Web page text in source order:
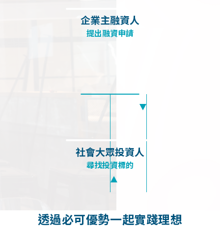
企業主融資人
提出融資申請
社會大眾投資人
尋找投資標的
透過必可優勢一起實踐理想